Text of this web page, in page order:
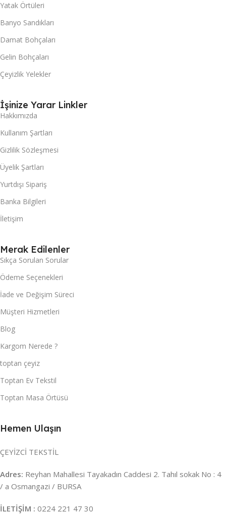
Yatak Örtüleri
Banyo Sandıkları
Damat Bohçaları
Gelin Bohçaları
Çeyizlik Yelekler
İşinize Yarar Linkler
Hakkımızda
Kullanım Şartları
Gizlilik Sözleşmesi
Üyelik Şartları
Yurtdışı Sipariş
Banka Bilgileri
İletişim
Merak Edilenler
Sıkça Sorulan Sorular
Ödeme Seçenekleri
İade ve Değişim Süreci
Müşteri Hizmetleri
Blog
Kargom Nerede ?
toptan çeyiz
Toptan Ev Tekstil
Toptan Masa Örtüsü
Hemen Ulaşın
ÇEYİZCİ TEKSTİL
Adres: Reyhan Mahallesi Tayakadın Caddesi 2. Tahıl sokak No : 4
/ a Osmangazi / BURSA
İLETİŞİM : 0224 221 47 30